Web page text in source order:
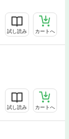
試し読み カートへ
試し読み カートへ